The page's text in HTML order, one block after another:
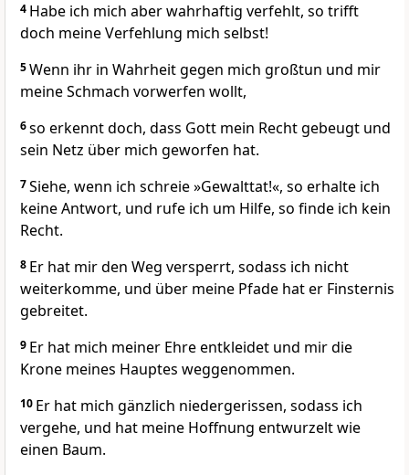
4 Habe ich mich aber wahrhaftig verfehlt, so trifft
doch meine Verfehlung mich selbst!
5Wenn ihr in Wahrheit gegen mich großtun und mir
meine Schmach vorwerfen wollt,
6so erkennt doch, dass Gott mein Recht gebeugt und
sein Netz über mich geworfen hat.
7Siehe, wenn ich schreie »Gewalttat!«, so erhalte ich
keine Antwort, und rufe ich um Hilfe, so finde ich kein
Recht.
8 Er hat mir den Weg versperrt, sodass ich nicht
weiterkomme, und über meine Pfade hat er Finsternis
gebreitet.
9 Er hat mich meiner Ehre entkleidet und mir die
Krone meines Hauptes weggenommen.
10 Er hat mich gänzlich niedergerissen, sodass ich
vergehe, und hat meine Hoffnung entwurzelt wie
einen Baum.